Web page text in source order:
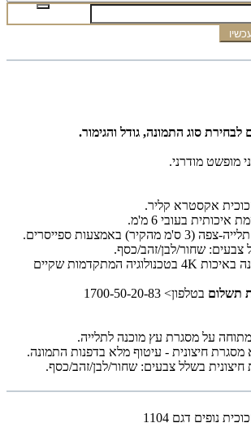
סוג התמונה, גודל והגימור.
מופשט מודרני.
אקסטרא קליר.
בעובי 6 מ'מ.
באמצעות ספייסרים.
צבעים: שחור/לבן/זהב/כסף.
הדפסה על הזכוכית הינה באיכות 4K בטכנולוגיה המתקדמות שקיים
תשלום בטלפון> 1700-50-20-83
על מסגרת עץ מוכנה לתלייה.
מסגרת חיצונית - עיטוף מלא בדפנות התמונה.
בשלל צבעים: שחור/לבן/זהב/כסף.
נופים דגם 1104